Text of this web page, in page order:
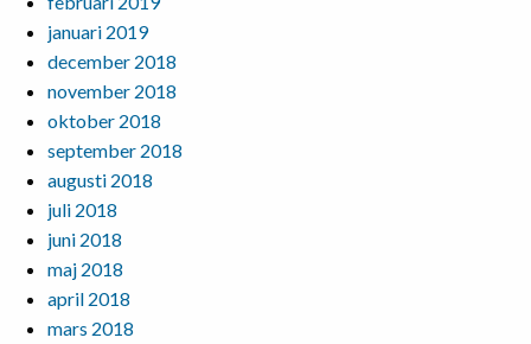
januari 2019
december 2018
november 2018
oktober 2018
september 2018
augusti 2018
juli 2018
juni 2018
maj 2018
april 2018
mars 2018